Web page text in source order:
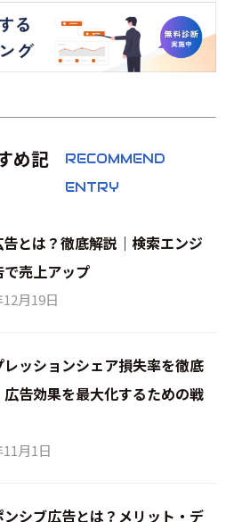
め記
RECOMMEND
ENTRY
告とは？徹底解説｜検索エンジ
で売上アップ
月19日
レッションシェア損失率を徹底
広告効果を最大化するための戦
月1日
ンシブ広告とは？メリット・デ